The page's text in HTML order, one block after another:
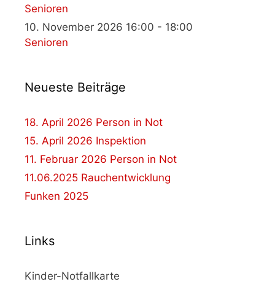
Senioren
10. November 2026 16:00 - 18:00
Senioren
Neueste Beiträge
18. April 2026 Person in Not
15. April 2026 Inspektion
11. Februar 2026 Person in Not
11.06.2025 Rauchentwicklung
Funken 2025
Links
Kinder-Notfallkarte